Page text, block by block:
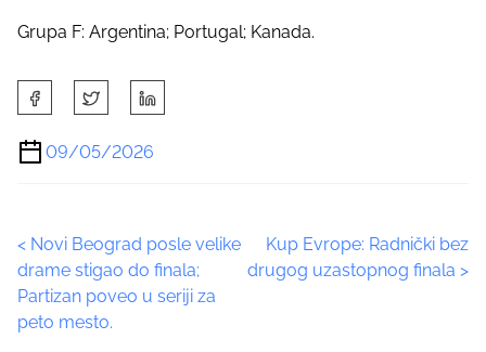
Grupa F: Argentina; Portugal; Kanada.
h
a
r
h
i
s
p
09/05/2026
P
o
s
< Novi Beograd posle velike
drame stigao do finala;
Partizan poveo u seriji za
peto mesto.
Kup Evrope: Radnički bez
drugog uzastopnog finala >